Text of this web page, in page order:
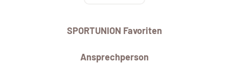
SPORTUNION Favoriten
Ansprechperson